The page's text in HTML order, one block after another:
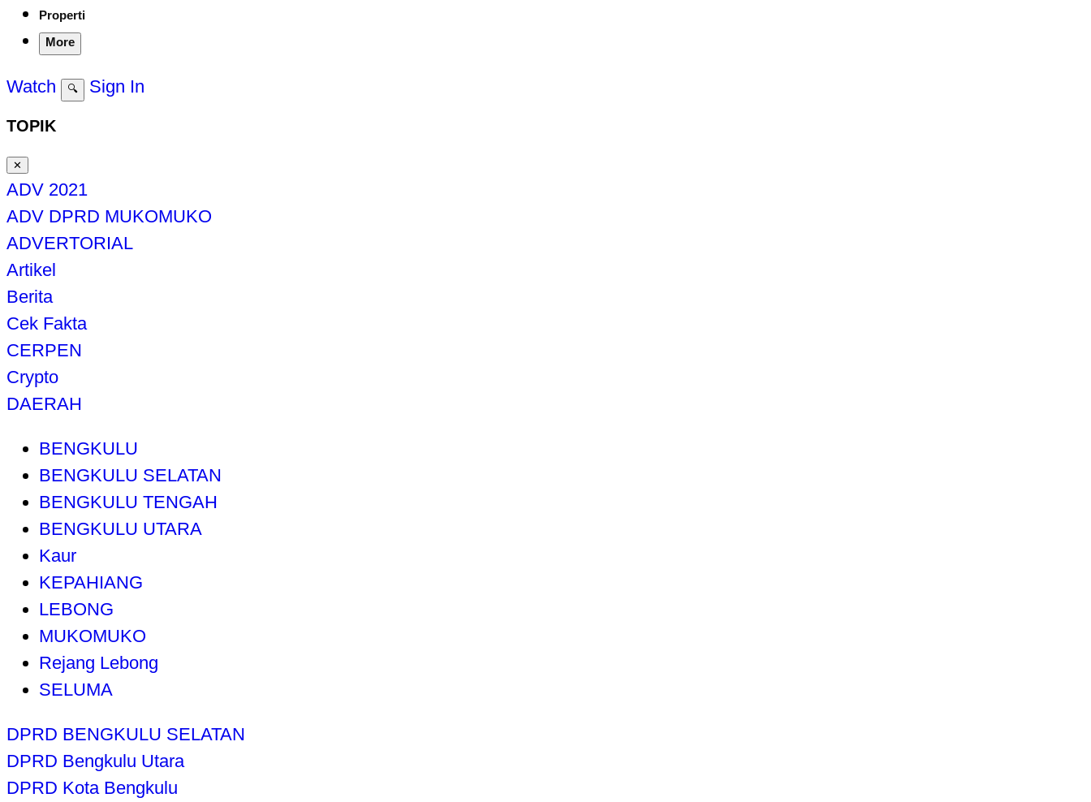
Properti
More
Watch 🔍 Sign In
TOPIK
✕
ADV 2021
ADV DPRD MUKOMUKO
ADVERTORIAL
Artikel
Berita
Cek Fakta
CERPEN
Crypto
DAERAH
BENGKULU
BENGKULU SELATAN
BENGKULU TENGAH
BENGKULU UTARA
Kaur
KEPAHIANG
LEBONG
MUKOMUKO
Rejang Lebong
SELUMA
DPRD BENGKULU SELATAN
DPRD Bengkulu Utara
DPRD Kota Bengkulu